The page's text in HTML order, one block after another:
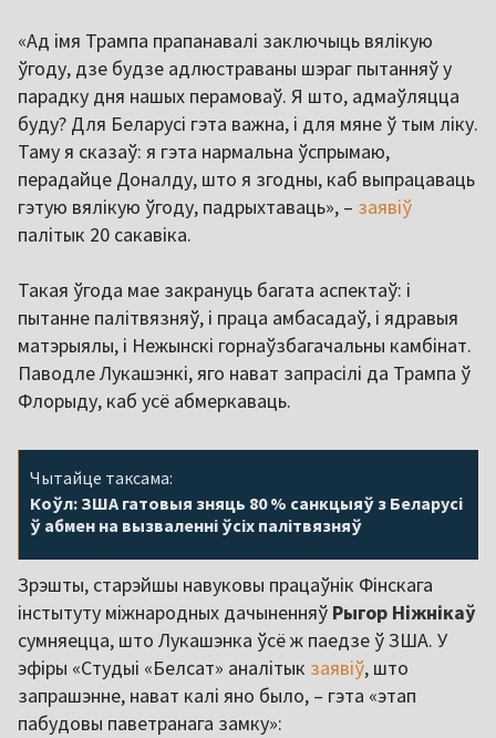
«Ад імя Трампа прапанавалі заключыць вялікую
ўгоду, дзе будзе адлюстраваны шэраг пытанняў у
парадку дня нашых перамоваў. Я што, адмаўляцца
буду? Для Беларусі гэта важна, і для мяне ў тым ліку.
Таму я сказаў: я гэта нармальна ўспрымаю,
перадайце Доналду, што я згодны, каб выпрацаваць
гэтую вялікую ўгоду, падрыхтаваць», – заявіў
палітык 20 сакавіка.
Такая ўгода мае закрануць багата аспектаў: і
пытанне палітвязняў, і праца амбасадаў, і ядравыя
матэрыялы, і Нежынскі горнаўзбагачальны камбінат.
Паводле Лукашэнкі, яго нават запрасілі да Трампа ў
Флорыду, каб усё абмеркаваць.
Чытайце таксама:
Коўл: ЗША гатовыя зняць 80 % санкцыяў з Беларусі
ў абмен на вызваленні ўсіх палітвязняў
Зрэшты, старэйшы навуковы працаўнік Фінскага
інстытуту міжнародных дачыненняў Рыгор Ніжнікаў
сумняецца, што Лукашэнка ўсё ж паедзе ў ЗША. У
эфіры «Студыі «Белсат» аналітык заявіў, што
запрашэнне, нават калі яно было, – гэта «этап
пабудовы паветранага замку»: